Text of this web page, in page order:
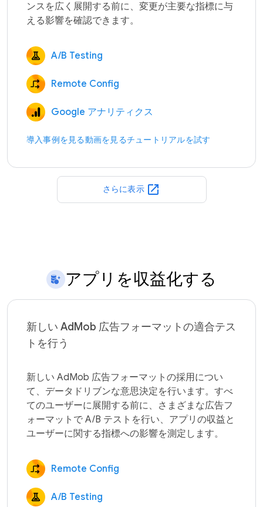
ンスを広く展開する前に、変更が主要な指標に与
A/B Testing
Remote Config
Google アナリティクス
導入事例を見る動画を見るチュートリアルを試す
さらに表示 open_in_new
アプリを収益化する
新しい AdMob 広告フォーマットの適合テス
トを行う
新しい AdMob 広告フォーマットの採用につい
て、データドリブンな意思決定を行います。すべ
てのユーザーに展開する前に、さまざまな広告フ
ォーマットで A/B テストを行い、アプリの収益と
Remote Config
A/B Testing